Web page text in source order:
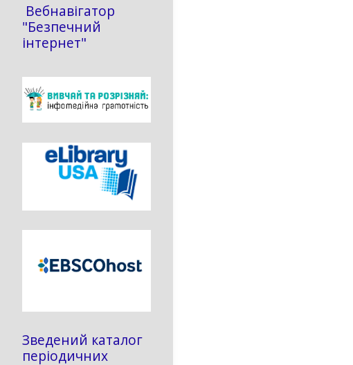
Вебнавігатор
"Безпечний
інтернет"
Зведений каталог
періодичних